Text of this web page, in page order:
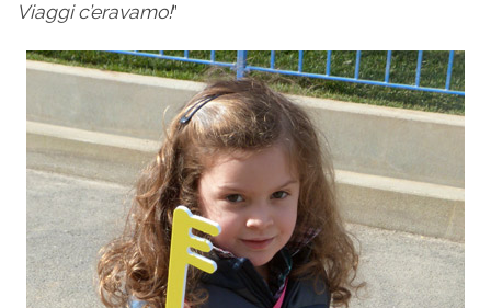
Viaggi c’eravamo!”